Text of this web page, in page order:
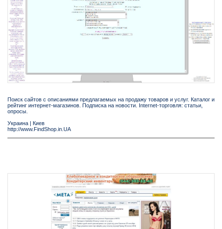
Поиск сайтов с описаниями предлагаемых на продажу товаров и услуг. Каталог и
рейтинг интернет-магазинов. Подписка на новости. Internet-торговля: статьи,
опросы.
Украина | Киев
http://www.FindShop.in.UA